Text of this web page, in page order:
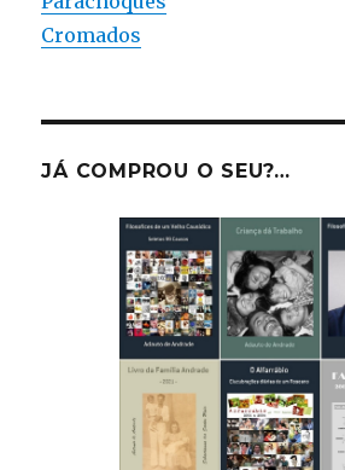
Cromados
JÁ COMPROU O SEU?…